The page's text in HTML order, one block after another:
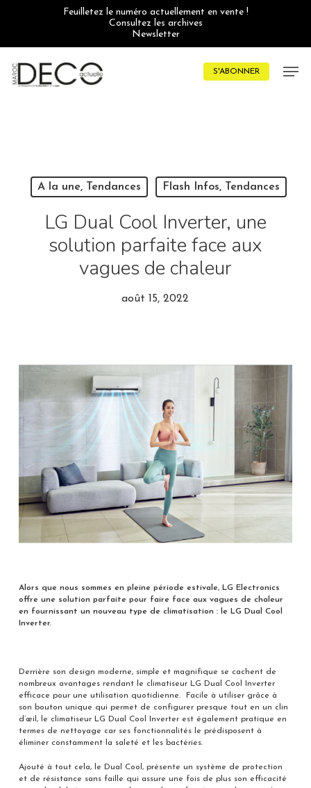
Feuilletez le numéro actuellement en vente !
Consultez les archives
Newsletter
S'ABONNER
A la une, Tendances Flash Infos, Tendances
LG Dual Cool Inverter, une
solution parfaite face aux
vagues de chaleur
août 15, 2022
Alors que nous sommes en pleine période estivale, LG Electronics
offre une solution parfaite pour faire face aux vagues de chaleur
en fournissant un nouveau type de climatisation : le LG Dual Cool
Inverter.
Derrière son design moderne, simple et magnifique se cachent de
nombreux avantages rendant le climatiseur LG Dual Cool Inverter
efficace pour une utilisation quotidienne. Facile à utiliser grâce à
son bouton unique qui permet de configurer presque tout en un clin
d’œil, le climatiseur LG Dual Cool Inverter est également pratique en
termes de nettoyage car ses fonctionnalités le prédisposent à
éliminer constamment la saleté et les bactéries.
Ajouté à tout cela, le Dual Cool, présente un système de protection
et de résistance sans faille qui assure une fois de plus son efficacité